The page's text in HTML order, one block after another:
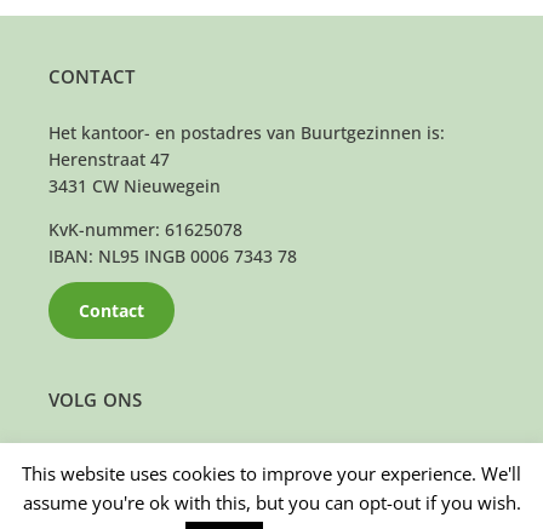
VOLG ONS
CONTACT
Het kantoor- en postadres van Buurtgezinnen is:
Herenstraat 47
3431 CW Nieuwegein
KvK-nummer: 61625078
IBAN: NL95 INGB 0006 7343 78
Contact
This website uses cookies to improve your experience. We'll
assume you're ok with this, but you can opt-out if you wish.